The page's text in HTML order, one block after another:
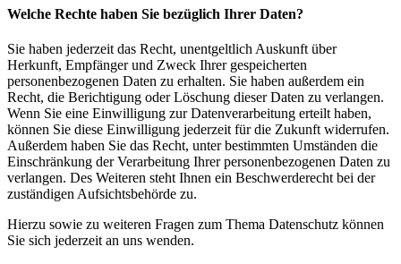
Welche Rechte haben Sie bezüglich Ihrer Daten?
Sie haben jederzeit das Recht, unentgeltlich Auskunft über
Herkunft, Empfänger und Zweck Ihrer gespeicherten
personenbezogenen Daten zu erhalten. Sie haben außerdem ein
Recht, die Berichtigung oder Löschung dieser Daten zu verlangen.
Wenn Sie eine Einwilligung zur Datenverarbeitung erteilt haben,
können Sie diese Einwilligung jederzeit für die Zukunft widerrufen.
Außerdem haben Sie das Recht, unter bestimmten Umständen die
Einschränkung der Verarbeitung Ihrer personenbezogenen Daten zu
verlangen. Des Weiteren steht Ihnen ein Beschwerderecht bei der
zuständigen Aufsichtsbehörde zu.
Hierzu sowie zu weiteren Fragen zum Thema Datenschutz können
Sie sich jederzeit an uns wenden.